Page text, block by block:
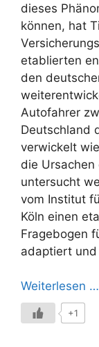
dieses
können, hat
etablierten
den
Autofahrer
Deutschland
verwickelt
die Ursachen
untersucht
vom Institut
Köln einen
Fragebogen
adaptiert
Weiterlesen …
+1